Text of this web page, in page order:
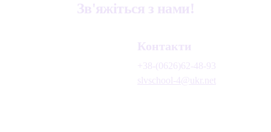
Зв'яжіться з нами!
Контакти
+38-(0626)62-48-93
slvschool-4@ukr.net